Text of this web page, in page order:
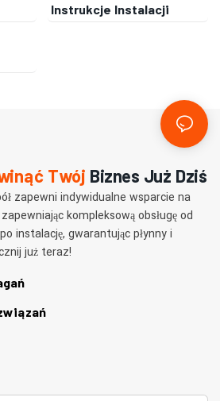
Instrukcje Instalacji
Twój Biznes Już Dziś
zapewni indywidualne wsparcie na
kompleksową obsługę od
instalację, gwarantując płynny i
już teraz!